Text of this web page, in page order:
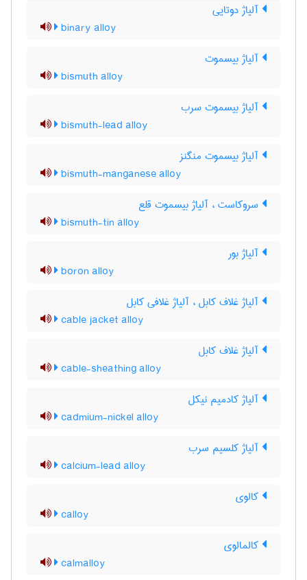
آلیاژ دوتایی
binary alloy
آلیاژ بیسموت
bismuth alloy
آلیاژ بیسموت سرب
bismuth-lead alloy
آلیاژ بیسموت منگنز
bismuth-manganese alloy
سروکاست ، آلیاژ بیسموت قلع
bismuth-tin alloy
آلیاژ بور
boron alloy
آلیاژ غلاف کابل ، آلیاژ غلافی کابل
cable jacket alloy
آلیاژ غلاف کابل
cable-sheathing alloy
آلیاژ کادمیم نیکل
cadmium-nickel alloy
آلیاژ کلسیم سرب
calcium-lead alloy
کالوی
calloy
کالمالوی
calmalloy